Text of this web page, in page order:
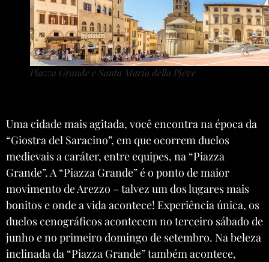
Piazza Grande e Santa Maria della Pieve
Uma cidade mais agitada, você encontra na época da
“Giostra del Saracino”, em que ocorrem duelos
medievais a caráter, entre equipes, na “Piazza
Grande”. A “Piazza Grande” é o ponto de maior
movimento de Arezzo – talvez um dos lugares mais
bonitos e onde a vida acontece! Experiência única, os
duelos cenográficos acontecem no terceiro sábado de
junho e no primeiro domingo de setembro. Na beleza
inclinada da “Piazza Grande” também acontece,